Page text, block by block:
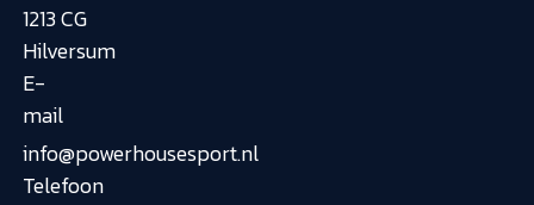
1213 CG
Hilversum
E-
mail
info@powerhousesport.nl
Telefoon